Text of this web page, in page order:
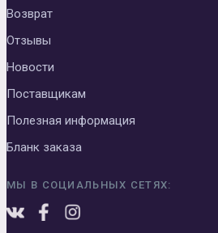
Возврат
Отзывы
Новости
Поставщикам
Полезная информация
Бланк заказа
МЫ В СОЦИАЛЬНЫХ СЕТЯХ: